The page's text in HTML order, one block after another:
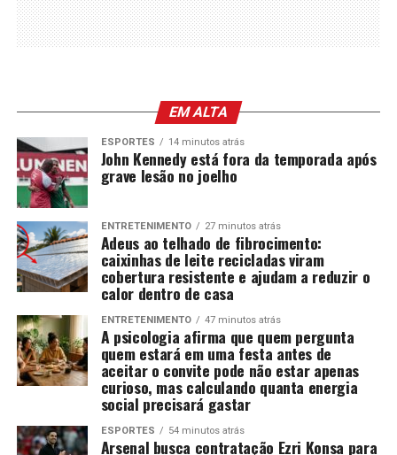
EM ALTA
ESPORTES 14 minutos atrás
John Kennedy está fora da temporada após
grave lesão no joelho
ENTRETENIMENTO 27 minutos atrás
Adeus ao telhado de fibrocimento:
caixinhas de leite recicladas viram
cobertura resistente e ajudam a reduzir o
calor dentro de casa
ENTRETENIMENTO 47 minutos atrás
A psicologia afirma que quem pergunta
quem estará em uma festa antes de
aceitar o convite pode não estar apenas
curioso, mas calculando quanta energia
social precisará gastar
ESPORTES 54 minutos atrás
Arsenal busca contratação Ezri Konsa para